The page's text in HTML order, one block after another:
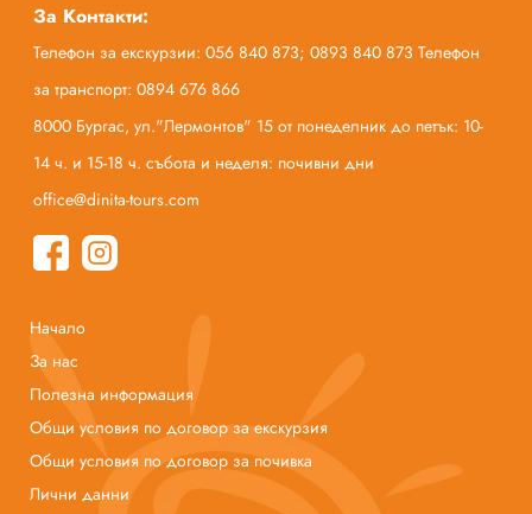
За Контакти:
Телефон за екскурзии: 056 840 873; 0893 840 873 Телефон
за транспорт: 0894 676 866
8000 Бургас, ул."Лермонтов" 15 от понеделник до петък: 10-
14 ч. и 15-18 ч. събота и неделя: почивни дни
office@dinita-tours.com
Начало
За нас
Полезна информация
Общи условия по договор за екскурзия
Общи условия по договор за почивка
Лични данни